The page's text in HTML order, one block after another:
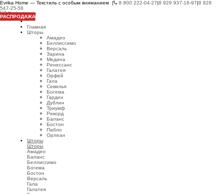
Evrika Home — Текстиль с особым вниманием | 8 800 222-04-27|8 929 937-16-97|8 929
547-25-56
Главная
Шторы
Амадео
Беллиссимо
Версаль
Зарина
Медина
Ренессанс
Галатея
Орфей
Гала
Севилья
Богема
Гарден
Дублин
Триумф
Рекорд
Баланс
Бостон
Пабло
Орлеан
Шторы
Шторы
Амадео
Баланс
Беллиссимо
Богема
Бостон
Версаль
Гала
Галатея
РАСПРОДАЖА